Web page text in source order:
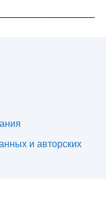
и авторских